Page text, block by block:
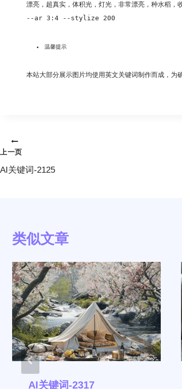
漂亮，超真实，体积光，灯光，非常漂亮，种水稻
--ar 3:4 --stylize 200
温馨提示
本站大部分展示图片均使用英文关键词制作而成，
文
章
上一页
AI关键词-2125
类似文章
AI关键词-2317